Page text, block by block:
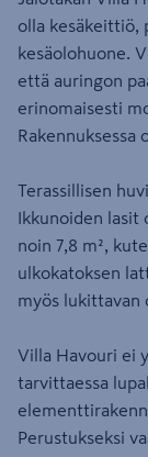
olla kesäkeittiö,
kesäolohuone.
että auringon
erinomaisesti
Rakennuksessa
Terassillisen
Ikkunoiden lasit
noin 7,8 m²,
ulkokatoksen
myös lukittavan
Villa Havouri ei
tarvittaessa
Perustukseksi